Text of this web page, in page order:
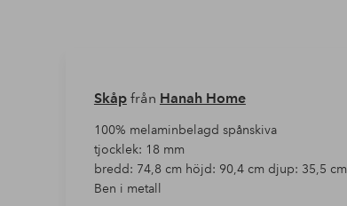
Skåpfrån Hanah Home
100% melaminbelagd spånskiva
tjocklek: 18 mm
bredd: 74,8 cm höjd: 90,4 cm djup: 35,5 cm
Ben i metall